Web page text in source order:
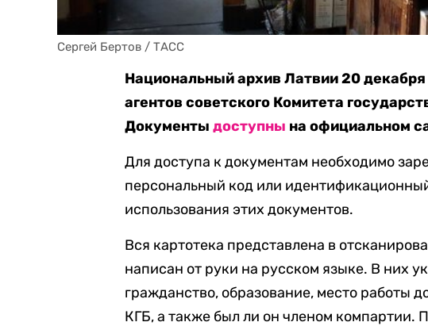
Сергей Бертов / ТАСС
Национальный архив Латвии 20
агентов советского Комитета
Документыдоступны на официальном
Для доступа к документам необходимо
персональный код или
использования этих документов.
Вся картотека представлена в
написан от руки на русском языке. В них
гражданство, образование, место работы
КГБ, а также был ли он членом компартии.